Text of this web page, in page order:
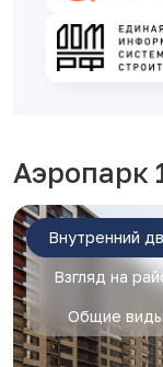
Аэропарк
Внутренний
Взгляд на
Общие виды